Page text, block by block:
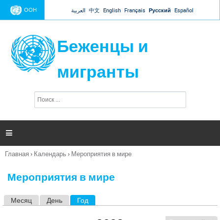
Jump to navigation
ООН العربية 中文 English Français Русский Español
Беженцы и
мигранты
п
и

Вы
Главная › Календарь › Мероприятия в мире
Мероприятия в мире
Месяц День Год